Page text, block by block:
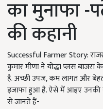
का मुनाफा -
की कहानी
Successful Farmer Story:
कुमार मीणा ने योद्धा प्लस बाजरा
है. अच्छी उपज, कम लागत और
इजाफा हुआ है. ऐसे में आइए उनकी
से जानते हैं-